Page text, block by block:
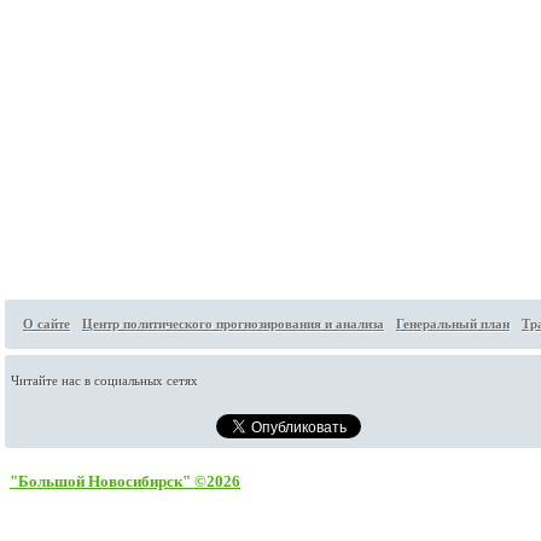
О сайте Центр политического прогнозирования и анализа Генеральный план
Читайте нас в социальных сетях
"Большой Новосибирск" ©2026